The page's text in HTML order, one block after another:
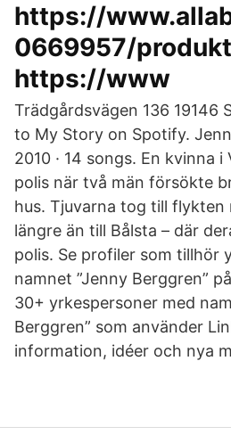
https://
0669957/
https://www
Trädgårdsvägen 136 19146
to My Story on Spotify.
2010 · 14 songs. En kvinna
polis när två män försökte
hus. Tjuvarna tog till flykten
längre än till Bålsta – där
polis. Se profiler som tillhör
namnet ”Jenny Berggren”
30+ yrkespersoner med
Berggren” som använder
information, idéer och nya